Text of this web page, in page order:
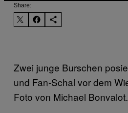
Share:
Zwei junge Burschen
und Fan-Schal vor dem
Foto von Michael Bonvalot.